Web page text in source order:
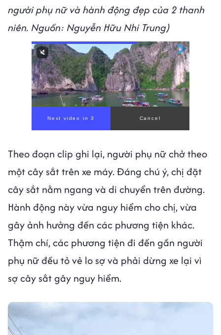
người phụ nữ và hành động đẹp của 2 thanh
niên. Nguồn: Nguyễn Hữu Nhi Trung)
Theo đoạn clip ghi lại, người phụ nữ chở theo
một cây sắt trên xe máy. Đáng chú ý, chị đặt
cây sắt nằm ngang và di chuyển trên đường.
Hành động này vừa nguy hiểm cho chị, vừa
gây ảnh hưởng đến các phương tiện khác.
Thậm chí, các phương tiện đi đến gần người
phụ nữ đều tỏ vẻ lo sợ và phải dừng xe lại vì
sợ cây sắt gây nguy hiểm.